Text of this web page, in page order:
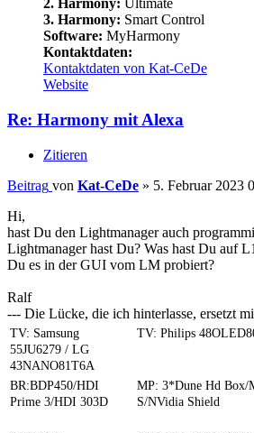
2. Harmony: Ultimate
3. Harmony: Smart Control
Software: MyHarmony
Kontaktdaten:
Kontaktdaten von Kat-CeDe
Website
Re: Harmony mit Alexa
Zitieren
Beitrag von Kat-CeDe » 5. Februar 2023
Hi,
hast Du den Lightmanager auch
Lightmanager hast Du? Was hast Du auf
Du es in der GUI vom LM probiert?
Ralf
--- Die Lücke, die ich hinterlasse, ersetzt
TV: Samsung
55JU6279 / LG
43NANO81T6A
TV: Philips
BR:BDP450/HDI
Prime 3/HDI 303D
MP: 3*Dune Hd Box/
S/NVidia Shield